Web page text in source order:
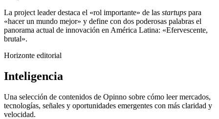
La project leader destaca el «rol importante» de las startups para
«hacer un mundo mejor» y define con dos poderosas palabras el
panorama actual de innovación en América Latina: «Efervescente,
brutal».
Horizonte editorial
Inteligencia
Una selección de contenidos de Opinno sobre cómo leer mercados,
tecnologías, señales y oportunidades emergentes con más claridad y
velocidad.